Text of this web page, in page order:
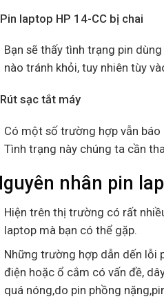
laptop HP 14-CC bị chai
Bạn sẽ thấy tình trạng pin
nào tránh khỏi, tuy nhiên tùy
sạc tắt máy
Có một số trường hợp vẫn báo
Tình trạng này chúng ta cần
nhân pin
Hiện trên thị trường có rất
laptop mà bạn có thể gặp.
Những trường hợp dẫn dến lỗi
điện hoặc ổ cắm có vấn đề,
quá nóng,do pin phồng